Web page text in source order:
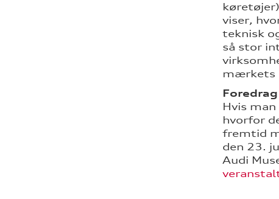
viser,
teknisk
så stor
mærkets
Hvis
hvorfor
fremtid
den 23.
Audi